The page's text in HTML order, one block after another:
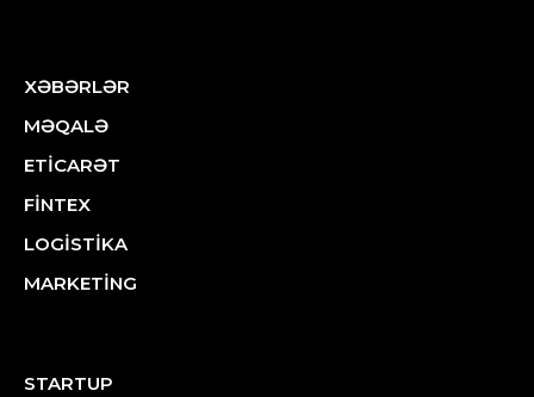
XƏBƏRLƏR
MƏQALƏ
ETİCARƏT
FİNTEX
LOGİSTİKA
MARKETİNG
STARTUP